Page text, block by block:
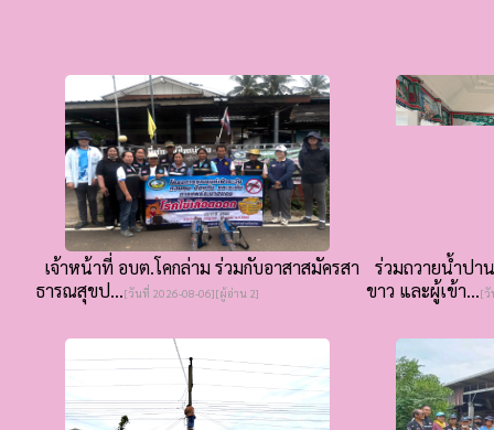
เจ้าหน้าที่ อบต.โคกล่าม ร่วมกับอาสาสมัครสา
ธารณสุขป...[วันที่ 2026-08-06][ผู้อ่าน 2]
ร่วมถวายน้ำปา
ขาว และผู้เข้า...[วั